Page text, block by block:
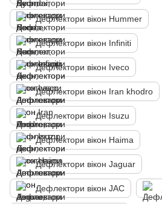
Дефлектори вікон Hummer
Дефлектори вікон Infiniti
Дефлектори вікон Iveco
Дефлектори вікон Iran khodro
Дефлектори вікон Isuzu
Дефлектори вікон Haima
Дефлектори вікон Jaguar
Дефлектори вікон JAC